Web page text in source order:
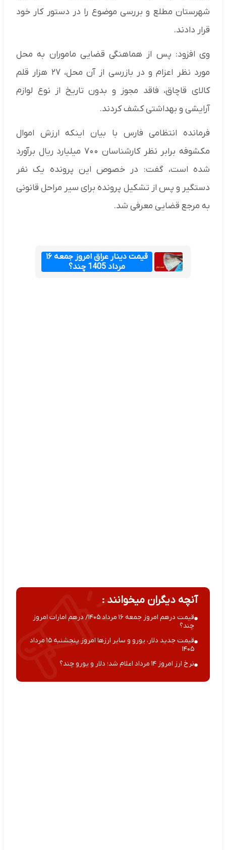
شهرستان مطلع و بررسی موضوع را در دستور کار خود
قرار دادند.
وی افزود: پس از هماهنگی قضایی ماموران به محل
مورد نظر اعزام و در بازرسی از آن محل، ۲۷ هزار قلم
کالای قاچاق، فاقد مجوز و بدون تاریخ از نوع لوازم
آرایشی و بهداشتی کشف کردند.
فرمانده انتظامی فارس با بیان اینکه ارزش اموال
مکشوفه برابر نظر کارشناسان ۷۰۰ میلیارد ریال برآورد
شده است، گفت: در خصوص این پرونده یک نفر
دستگیر و پس از تشکیل پرونده برای سیر مراحل قانونی
به مرجع قضایی معرفی شد.
قیمت دینار عراق امروز جمعه ۱۶
مرداد 1405 چند؟
آنچه دیگران میخوانند :
قیمت درهم امروز جمعه ۱۶ مرداد ۱۴۰۵/ درهم امارات امروز
چند؟
قیمت جدید دلار، یورو و سایر ارزها امروز پنجشنبه ۱۵ مرداد
۱۴۰۵
نرخ ارز امروز ۱۴ مرداد اعلام شد؛ دلار و یورو چند؟